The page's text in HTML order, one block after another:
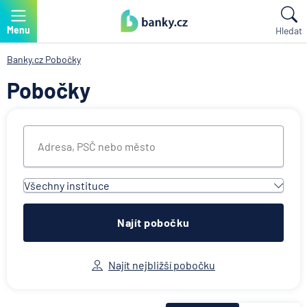
Menu Hledat
Banky.cz Pobočky
Pobočky
Všechny instituce
Všechny instituce
ACE European Group Ltd
Allianz penzijní společnost
Allianz pojišťovna
Najít pobočku
Najít nejbližší pobočku